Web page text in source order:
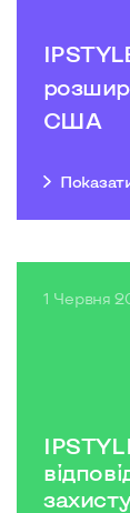
США
1 Червня